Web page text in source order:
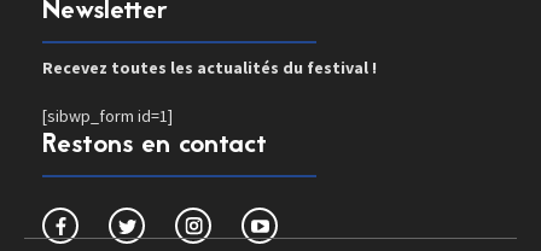
Newsletter
Recevez toutes les actualités du festival !
[sibwp_form id=1]
Restons en contact